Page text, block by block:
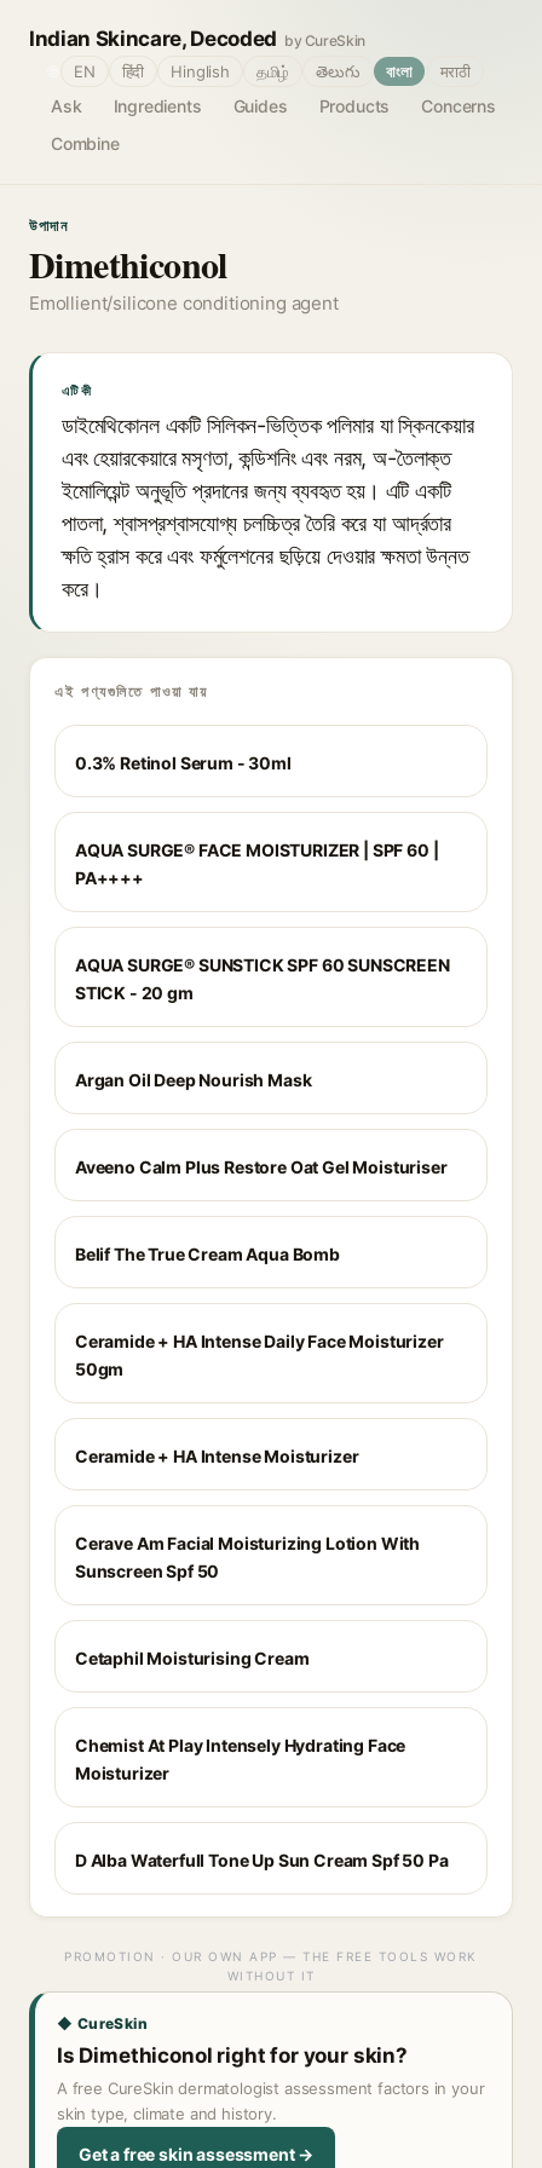
Indian Skincare, Decoded by CureSkin
Ask Ingredients Guides Products
Concerns
Combine
EN हिंदी Hinglish தமிழ் తెలుగు বাংলা मराठी
উপাদান
Dimethiconol
Emollient/silicone conditioning agent
এটি কী
ডাইমেথিকোনল একটি সিলিকন-ভিত্তিক পলিমার যা স্কিনকেয়ার
এবং হেয়ারকেয়ারে মসৃণতা, কন্ডিশনিং এবং নরম, অ-তৈলাক্ত
ইমোলিয়েন্ট অনুভূতি প্রদানের জন্য ব্যবহৃত হয়। এটি একটি
পাতলা, শ্বাসপ্রশ্বাসযোগ্য চলচ্চিত্র তৈরি করে যা আর্দ্রতার
ক্ষতি হ্রাস করে এবং ফর্মুলেশনের ছড়িয়ে দেওয়ার ক্ষমতা উন্নত
করে।
এই পণ্যগুলিতে পাওয়া যায়
0.3% Retinol Serum - 30ml
AQUA SURGE® FACE MOISTURIZER | SPF 60 |
PA++++
AQUA SURGE® SUNSTICK SPF 60 SUNSCREEN
STICK - 20 gm
Argan Oil Deep Nourish Mask
Aveeno Calm Plus Restore Oat Gel Moisturiser
Belif The True Cream Aqua Bomb
Ceramide + HA Intense Daily Face Moisturizer
50gm
Ceramide + HA Intense Moisturizer
Cerave Am Facial Moisturizing Lotion With
Sunscreen Spf 50
Cetaphil Moisturising Cream
Chemist At Play Intensely Hydrating Face
Moisturizer
D Alba Waterfull Tone Up Sun Cream Spf 50 Pa
PROMOTION · OUR OWN APP — THE FREE TOOLS WORK
WITHOUT IT
◆ CureSkin
Is Dimethiconol right for your skin?
A free CureSkin dermatologist assessment factors in your
skin type, climate and history.
Get a free skin assessment →